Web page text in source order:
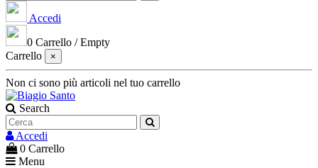
Accedi
0 Carrello /Empty
Carrello
×
Non ci sono più articoli nel tuo carrello
Search
Accedi
0 Carrello
Menu